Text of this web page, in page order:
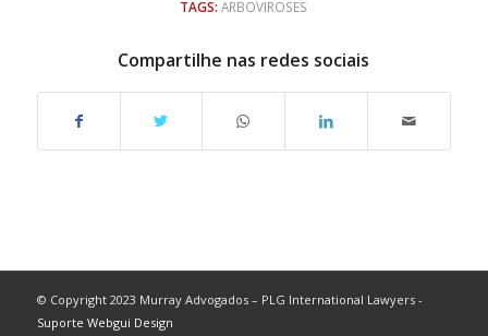
TAGS: ARBOVIROSES
Compartilhe nas redes sociais
© Copyright 2023 Murray Advogados – PLG International Lawyers -
Suporte Webgui Design